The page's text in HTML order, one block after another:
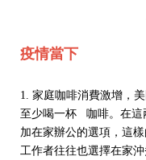
疫情當下
1. 家庭咖啡消費激增，
至少喝一杯 咖啡。在這
加在家辦公的選項，這
工作者往往也選擇在家